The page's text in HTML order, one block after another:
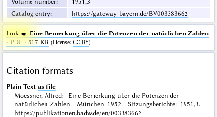
Catalog entry: https://gateway-bayern.de/BV003383662
Link ☛ Eine Bemerkung über die Potenzen der natürlichen Zahlen
· PDF · 517 KB (License: CC BY)
Citation formats
Plain Text as file
Moessner, Alfred: Eine Bemerkung über die Potenzen der
natürlichen Zahlen. München 1952. Sitzungsberichte: 1951,3.
https://publikationen.badw.de/en/003383662